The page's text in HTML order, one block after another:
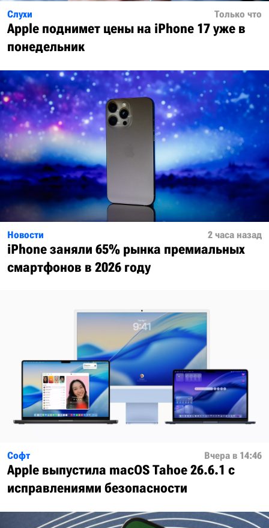
Слухи Только что
Apple поднимет цены на iPhone 17 уже в
понедельник
Новости 2 часа назад
iPhone заняли 65% рынка премиальных
смартфонов в 2026 году
Софт Вчера в 14:46
Apple выпустила macOS Tahoe 26.6.1 с
исправлениями безопасности